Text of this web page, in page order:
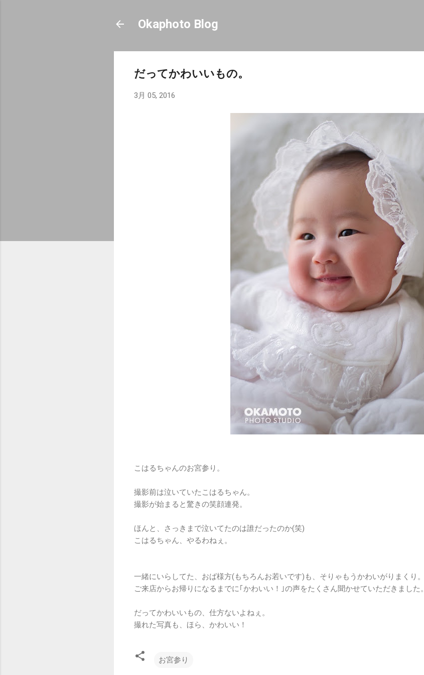
Okaphoto Blog
だってかわいいもの。
3月 05, 2016
こはるちゃんのお宮参り。
撮影前は泣いていたこはるちゃん。
撮影が始まると驚きの笑顔連発。
ほんと、さっきまで泣いてたのは誰だったのか(笑)
こはるちゃん、やるわねぇ。
一緒にいらしてた、おば様方(もちろんお若いです)も、そりゃもうかわいがりまくり。
ご来店からお帰りになるまでに｢かわいい！｣の声をたくさん聞かせていただきました。
だってかわいいもの、仕方ないよねぇ。
撮れた写真も、ほら、かわいい！
お宮参り